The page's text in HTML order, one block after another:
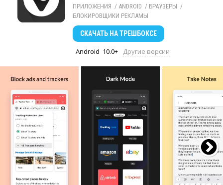
ПРИЛОЖЕНИЯ / ANDROID / БРАУЗЕРЫ /
БЛОКИРОВЩИКИ РЕКЛАМЫ
СКАЧАТЬ НА ТРЕШБОКСЕ
Android 10.0+ Другие версии